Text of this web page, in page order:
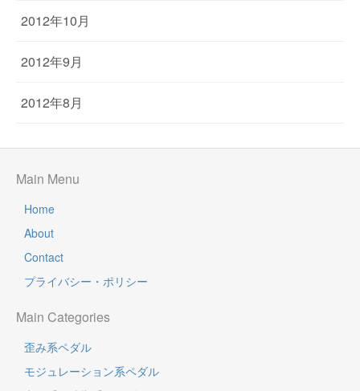
2012年10月
2012年9月
2012年8月
Main Menu
Home
About
Contact
プライバシー・ポリシー
Main Categories
歪み系ペダル
モジュレーション系ペダル